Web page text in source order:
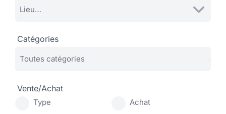
Catégories
Vente/Achat
Type Achat